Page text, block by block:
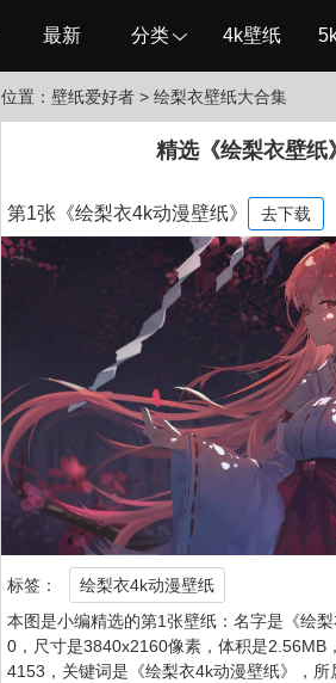
最新 分类 4k壁纸
位置： 壁纸爱好者 > 绘梨衣壁纸大合集
精选《绘梨衣壁纸
第1张《绘梨衣4k动漫壁纸》 去下载
标签：
绘梨衣4k动漫壁纸
本图是小编精选的第1张壁纸：名字是《绘
0，尺寸是3840x2160像素，体积是2.56MB
4153，关键词是《绘梨衣4k动漫壁纸》，